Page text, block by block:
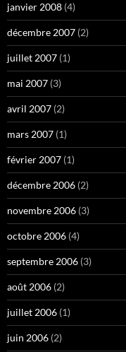
janvier 2008 (4)
décembre 2007 (2)
juillet 2007 (1)
mai 2007 (3)
avril 2007 (2)
mars 2007 (1)
février 2007 (1)
décembre 2006 (2)
novembre 2006 (3)
octobre 2006 (4)
septembre 2006 (3)
août 2006 (2)
juillet 2006 (1)
juin 2006 (2)